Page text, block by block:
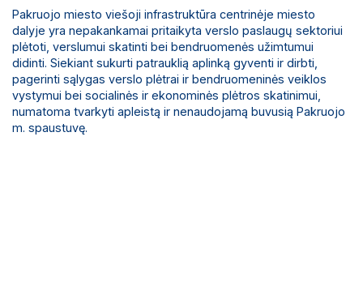
Pakruojo miesto viešoji infrastruktūra centrinėje miesto
dalyje yra nepakankamai pritaikyta verslo paslaugų sektoriui
plėtoti, verslumui skatinti bei bendruomenės užimtumui
didinti. Siekiant sukurti patrauklią aplinką gyventi ir dirbti,
pagerinti sąlygas verslo plėtrai ir bendruomeninės veiklos
vystymui bei socialinės ir ekonominės plėtros skatinimui,
numatoma tvarkyti apleistą ir nenaudojamą buvusią Pakruojo
m. spaustuvę.